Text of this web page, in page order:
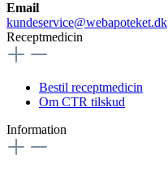
Email
kundeservice@webapoteket.dk
Receptmedicin
Bestil receptmedicin
Om CTR tilskud
Information